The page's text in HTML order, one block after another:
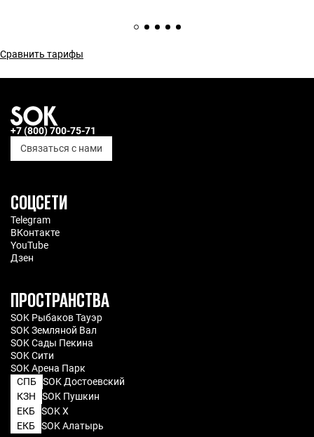
Сравнить тарифы
+7 (800) 700-75-71
Связаться с нами
СОЦСЕТИ
Telegram
ВКонтакте
YouTube
Дзен
ПРОСТРАНСТВА
SOK Рыбаков Тауэр
SOK Земляной Вал
SOK Сады Пекина
SOK Сити
SOK Арена Парк
СПБ SOK Достоевский
КЗН
SOK Пушкин
ЕКБ SOK X
ЕКБ SOK Алатырь